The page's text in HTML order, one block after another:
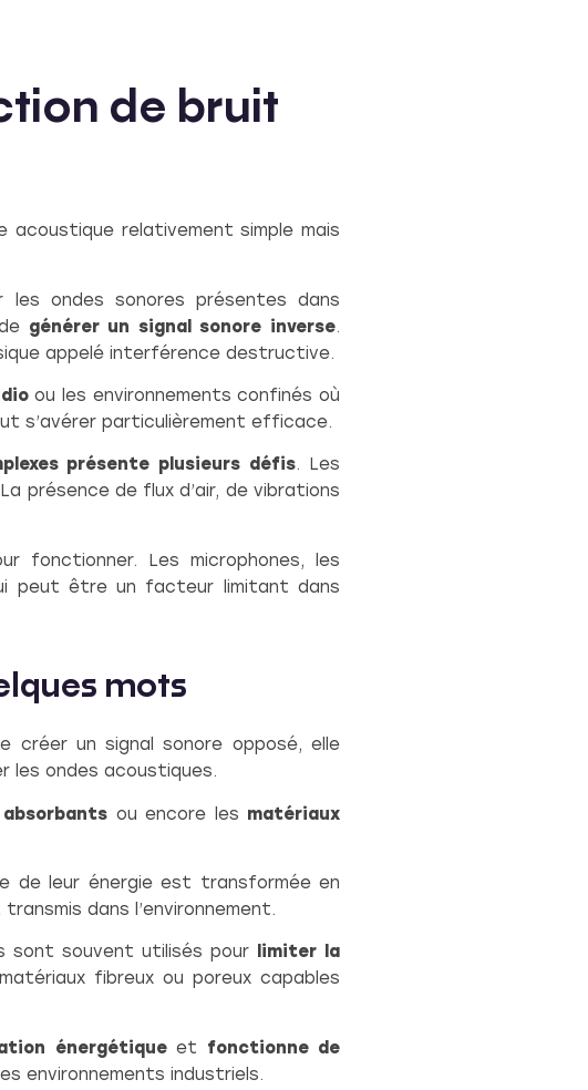
de bruit
acoustique relativement simple mais
ondes sonores présentes dans
générer un signal sonore inverse.
appelé interférence destructive.
ou les environnements confinés où
s’avérer particulièrement efficace.
présente plusieurs défis. Les
présence de flux d’air, de vibrations
fonctionner. Les microphones, les
peut être un facteur limitant dans
mots
créer un signal sonore opposé, elle
les ondes acoustiques.
absorbants ou encore les matériaux
de leur énergie est transformée en
dans l’environnement.
sont souvent utilisés pour
limiter la
fibreux ou poreux capables
énergétiqueet fonctionne de
environnements industriels.